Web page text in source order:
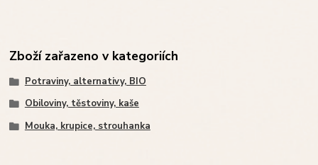
Zboží zařazeno v kategoriích
Potraviny, alternativy, BIO
Obiloviny, těstoviny, kaše
Mouka, krupice, strouhanka